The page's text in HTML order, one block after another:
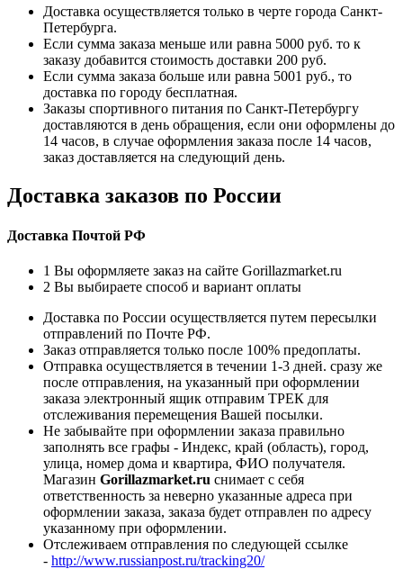
Доставка осуществляется только в черте города Санкт-
Петербурга.
Если сумма заказа меньше или равна 5000 руб. то к
заказу добавится стоимость доставки 200 руб.
Если сумма заказа больше или равна 5001 руб., то
доставка по городу бесплатная.
Заказы спортивного питания по Санкт-Петербургу
доставляются в день обращения, если они оформлены до
14 часов, в случае оформления заказа после 14 часов,
заказ доставляется на следующий день.
Доставка заказов по России
Доставка Почтой РФ
1 Вы оформляете заказ на сайте Gorillazmarket.ru
2 Вы выбираете способ и вариант оплаты
Доставка по России осуществляется путем пересылки
отправлений по Почте РФ.
Заказ отправляется только после 100% предоплаты.
Отправка осуществляется в течении 1-3 дней. сразу же
после отправления, на указанный при оформлении
заказа электронный ящик отправим ТРЕК для
отслеживания перемещения Вашей посылки.
Не забывайте при оформлении заказа правильно
заполнять все графы - Индекс, край (область), город,
улица, номер дома и квартира, ФИО получателя.
Магазин Gorillazmarket.ru снимает с себя
ответственность за неверно указанные адреса при
оформлении заказа, заказа будет отправлен по адресу
указанному при оформлении.
Отслеживаем отправления по следующей ссылке
- http://www.russianpost.ru/tracking20/